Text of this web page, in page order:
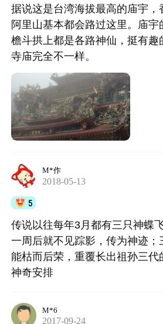
据说这是台湾海拔最高的庙宇，
阿里山基本都会路过这里。庙宇
檐斗拱上都是各路神仙，挺有趣
寺庙完全不一样。
M*作
2018-05-13
5
传说以往每年3月都有三只神蝶
一周后就不见踪影，传为神迹；
能枯而后荣，重覆长出祖孙三代
神奇安排
M*6
2017-09-24